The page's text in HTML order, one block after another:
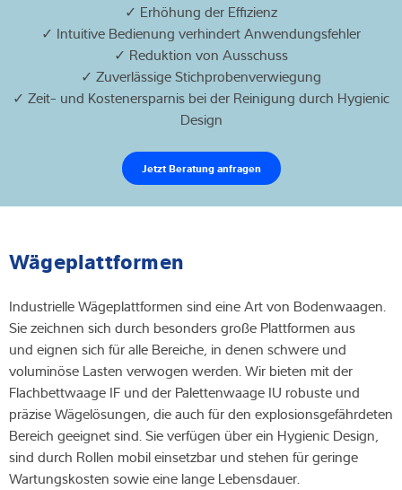
✓ Erhöhung der Effizienz
✓ Intuitive Bedienung verhindert Anwendungsfehler
✓ Reduktion von Ausschuss
✓ Zuverlässige Stichprobenverwiegung
✓ Zeit- und Kostenersparnis bei der Reinigung durch Hygienic
Design
Jetzt Beratung anfragen
Wägeplattformen
Industrielle Wägeplattformen sind eine Art von Bodenwaagen.
Sie zeichnen sich durch besonders große Plattformen aus
und eignen sich für alle Bereiche, in denen schwere und
voluminöse Lasten verwogen werden. Wir bieten mit der
Flachbettwaage IF und der Palettenwaage IU robuste und
präzise Wägelösungen, die auch für den explosionsgefährdeten
Bereich geeignet sind. Sie verfügen über ein Hygienic Design,
sind durch Rollen mobil einsetzbar und stehen für geringe
Wartungskosten sowie eine lange Lebensdauer.